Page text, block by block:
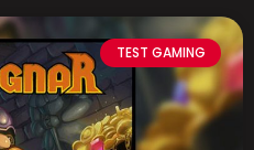
TEST GAMING